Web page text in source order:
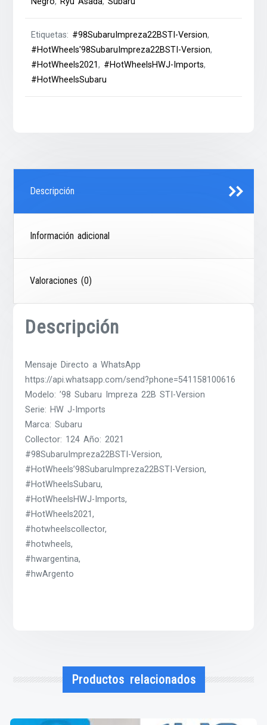
Etiquetas: #98SubaruImpreza22BSTI-Version,
#HotWheels'98SubaruImpreza22BSTI-Version,
#HotWheels2021, #HotWheelsHWJ-Imports,
#HotWheelsSubaru
Descripción
Información adicional
Valoraciones (0)
Descripción
Mensaje Directo a WhatsApp
https://api.whatsapp.com/send?phone=541158100616
Modelo: ’98 Subaru Impreza 22B STI-Version
Serie: HW J-Imports
Marca: Subaru
Collector: 124 Año: 2021
#98SubaruImpreza22BSTI-Version,
#HotWheels’98SubaruImpreza22BSTI-Version,
#HotWheelsSubaru,
#HotWheelsHWJ-Imports,
#HotWheels2021,
#hotwheelscollector,
#hotwheels,
#hwargentina,
#hwArgento
Productos relacionados